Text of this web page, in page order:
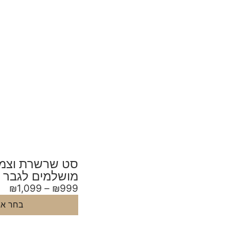
סט שרשרת
מושלמים לגבר
₪999
–
₪1,099
בחר